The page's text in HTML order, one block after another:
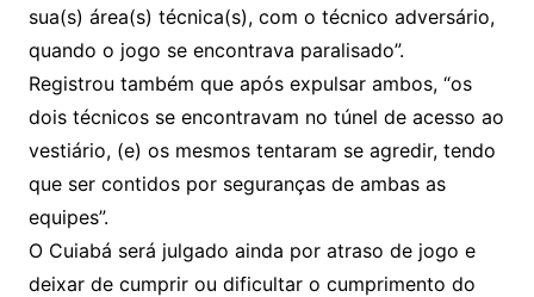
sua(s) área(s) técnica(s), com o técnico adversário,
quando o jogo se encontrava paralisado”.
Registrou também que após expulsar ambos, “os
dois técnicos se encontravam no túnel de acesso ao
vestiário, (e) os mesmos tentaram se agredir, tendo
que ser contidos por seguranças de ambas as
equipes”.
O Cuiabá será julgado ainda por atraso de jogo e
deixar de cumprir ou dificultar o cumprimento do